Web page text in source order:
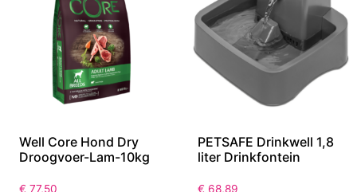
Well Core Hond Dry
Droogvoer-Lam-10kg
€ 77,50
PETSAFE Drinkwell 1,8
liter Drinkfontein
€ 68,89